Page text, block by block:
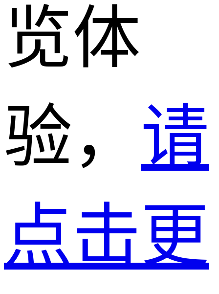
览体
验， 请
点击更